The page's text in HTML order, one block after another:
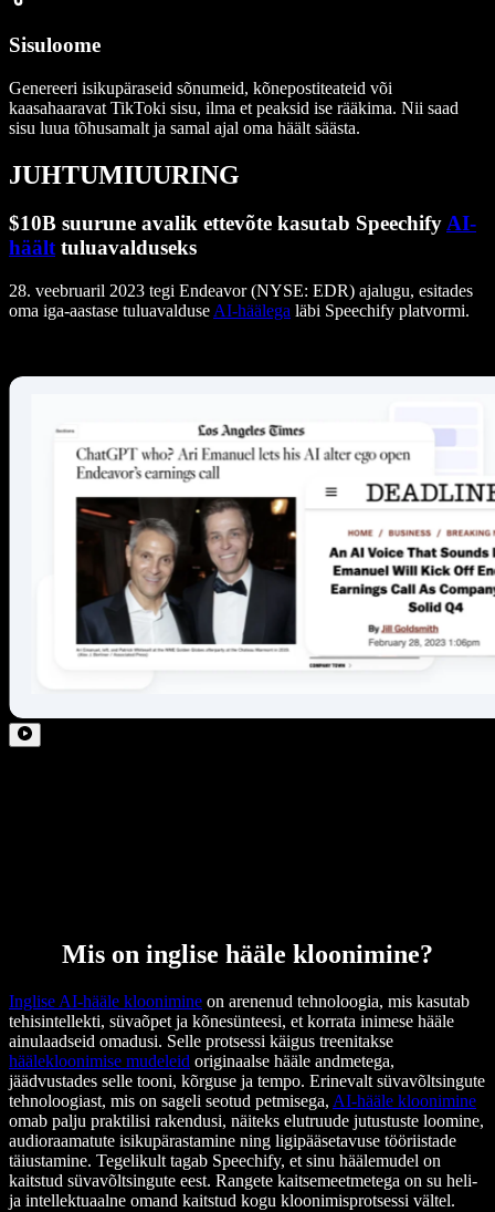
Sisuloome
Genereeri isikupäraseid sõnumeid, kõnepostiteateid või
kaasahaaravat TikToki sisu, ilma et peaksid ise rääkima. Nii saad
sisu luua tõhusamalt ja samal ajal oma häält säästa.
JUHTUMIUURING
$10B suurune avalik ettevõte kasutab SpeechifyAI-
häälttuluavalduseks
28. veebruaril 2023 tegi Endeavor (NYSE: EDR) ajalugu, esitades
oma iga-aastase tuluavalduse AI-häälega läbi Speechify platvormi.
Mis on inglise hääle kloonimine?
Inglise AI-hääle kloonimine on arenenud tehnoloogia, mis kasutab
tehisintellekti, süvaõpet ja kõnesünteesi, et korrata inimese hääle
ainulaadseid omadusi. Selle protsessi käigus treenitakse
häälekloonimise mudeleid originaalse hääle andmetega,
jäädvustades selle tooni, kõrguse ja tempo. Erinevalt süvavõltsingute
tehnoloogiast, mis on sageli seotud petmisega, AI-hääle kloonimine
omab palju praktilisi rakendusi, näiteks elutruude jutustuste loomine,
audioraamatute isikupärastamine ning ligipääsetavuse tööriistade
täiustamine. Tegelikult tagab Speechify, et sinu häälemudel on
kaitstud süvavõltsingute eest. Rangete kaitsemeetmetega on su heli-
ja intellektuaalne omand kaitstud kogu kloonimisprotsessi vältel.